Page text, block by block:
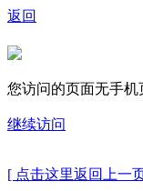
返回
您访问的页面无手机
继续访问
[ 点击这里返回上一